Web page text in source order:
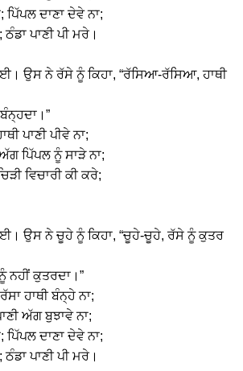
ਦਾਣਾ ਦੇਵੇ ਨਾ;
ਠੰਡਾ ਪਾਣੀ ਪੀ ਮਰੇ।
ਉਸ ਨੇ ਰੱਸੇ ਨੂੰ ਕਿਹਾ, “ਰੱਸਿਆ-ਰੱਸਿਆ, ਹਾਥੀ
ਪਾਣੀ ਪੀਵੇ ਨਾ;
ਪਿੱਪਲ ਨੂੰ ਸਾੜੇ ਨਾ;
ਵਿਚਾਰੀ ਕੀ ਕਰੇ;
ਉਸ ਨੇ ਚੂਹੇ ਨੂੰ ਕਿਹਾ, “ਚੂਹੇ-ਚੂਹੇ, ਰੱਸੇ ਨੂੰ ਕੁਤਰ
ਨਹੀਂ ਕੁਤਰਦਾ।”
ਹਾਥੀ ਬੰਨ੍ਹੇ ਨਾ;
ਅੱਗ ਬੁਝਾਵੇ ਨਾ;
ਦਾਣਾ ਦੇਵੇ ਨਾ;
ਠੰਡਾ ਪਾਣੀ ਪੀ ਮਰੇ।